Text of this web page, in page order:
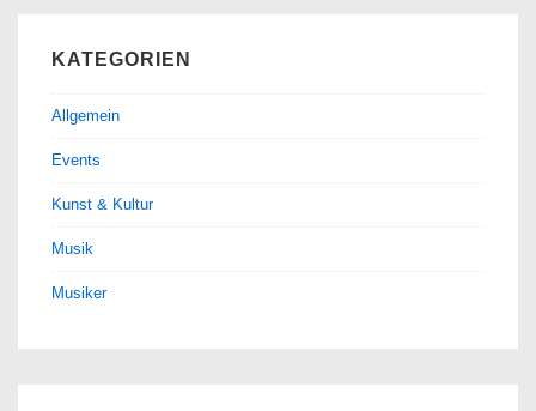
KATEGORIEN
Allgemein
Events
Kunst & Kultur
Musik
Musiker